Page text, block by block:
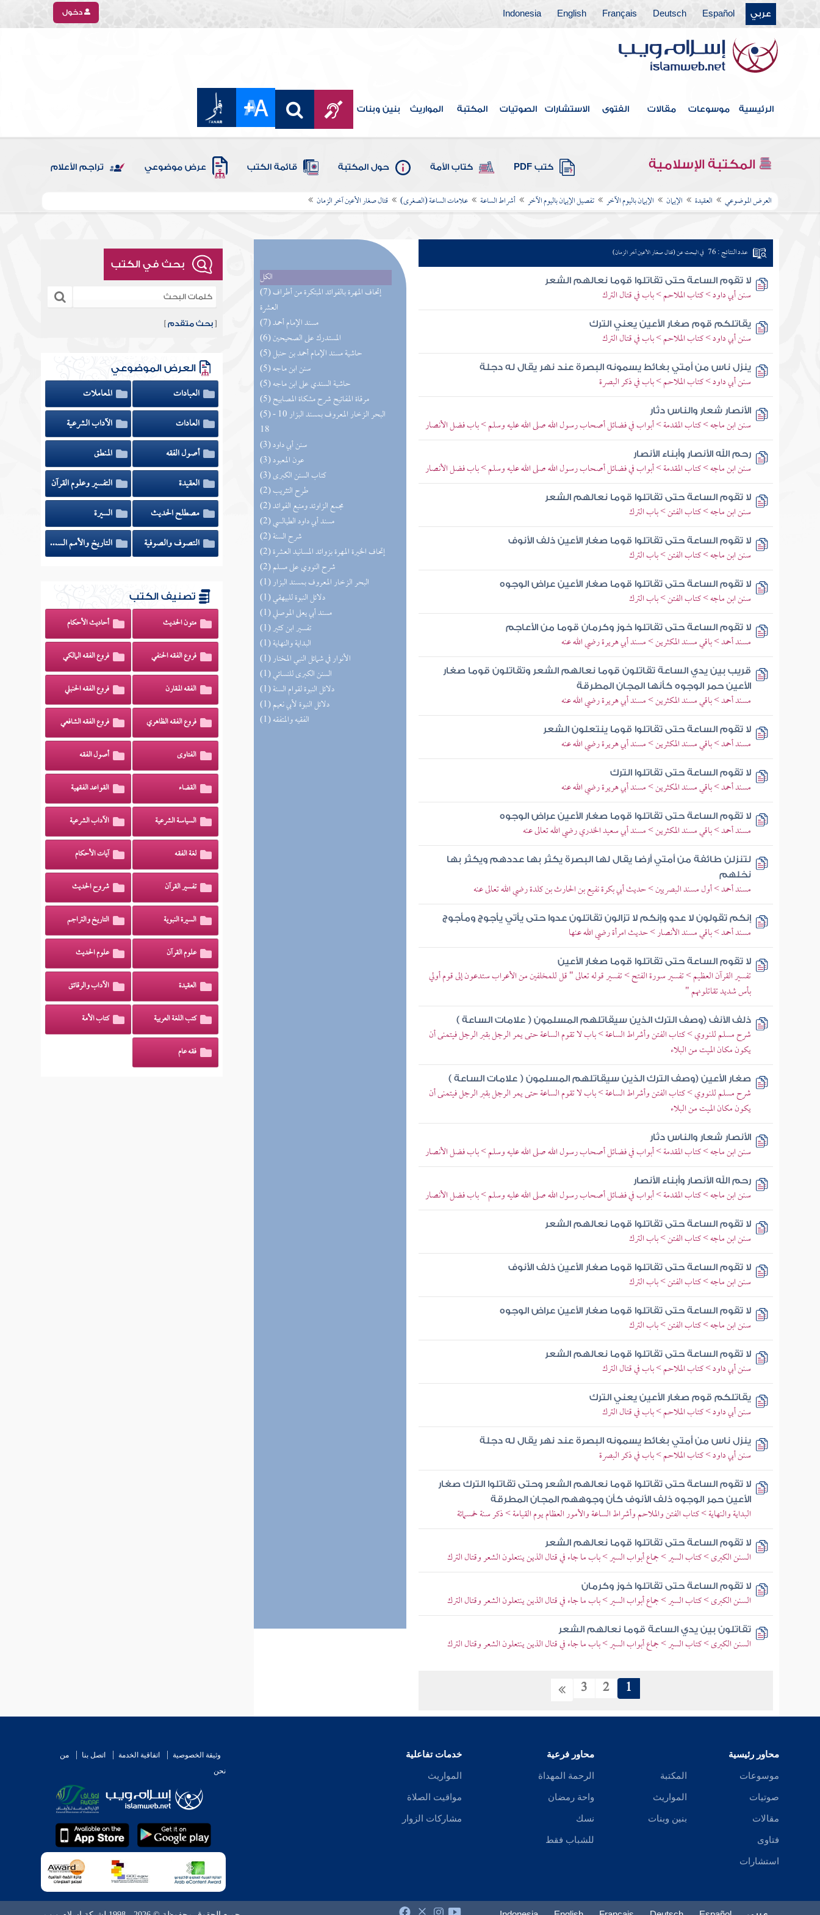
عربي Español
Deutsch
Français
English
Indonesia دخول
الرئيسية موسوعات مقالات الفتوى الاستشارات الصوتيات المكتبة المواريث بنين وبنات
المكتبة الإسلامية كتب PDF كتاب الأمة حول المكتبة قائمة الكتب عرض موضوعي تراجم الأعلام
العرض الموضوعي العقيدة الإيمان الإيمان باليوم الآخر تفصيل الإيمان باليوم الآخر أشراط الساعة علامات الساعة (الصغرى) قتال صغار الأعين آخر الزمان
الكل
(7) إتحاف المهرة بالفوائد المبتكرة من أطراف
العشرة
(7) مسند الإمام أحمد
(6) المستدرك على الصحيحين
(5) حاشية مسند الإمام أحمد بن حنبل
(5) سنن ابن ماجه
(5) حاشية السندي على ابن ماجه
(5) مرقاة المفاتيح شرح مشكاة المصابيح
(5) البحر الزخار المعروف بمسند البزار 10 -
18
(3) سنن أبي داود
(3) عون المعبود
(3) كتاب السنن الكبرى
(2) طرح التثريب
(2) مجمع الزاوئد ومنبع الفوائد
(2) مسند أبي داود الطيالسي
(2) شرح السنة
(2) إتحاف الخيرة المهرة بزوائد المسانيد العشرة
(2) شرح النووي على مسلم
(1) البحر الزخار المعروف بمسند البزار
(1) دلائل النبوة للبيهقي
(1) مسند أبي يعلى الموصلي
(1) تفسير ابن كثير
(1) البداية والنهاية
(1) الأنوار في شمائل النبي المختار
(1) السنن الكبرى للنسائي
(1) دلائل النبوة لقوام السنة
(1) دلائل النبوة لأبي نعيم
(1) الفقيه والمتفقه
عدد النتائج : 76 في البحث عن (قتال صغار الأعين آخر الزمان)
لا تقوم الساعة حتى تقاتلوا قوما نعالهم الشعر
سنن أبي داود > كتاب الملاحم > باب في قتال الترك
يقاتلكم قوم صغار الأعين يعني الترك
سنن أبي داود > كتاب الملاحم > باب في قتال الترك
ينزل ناس من أمتي بغائط يسمونه البصرة عند نهر يقال له دجلة
سنن أبي داود > كتاب الملاحم > باب في ذكر البصرة
الأنصار شعار والناس دثار
سنن ابن ماجه > كتاب المقدمة > أبواب في فضائل أصحاب رسول الله صلى الله عليه وسلم > باب فضل الأنصار
رحم الله الأنصار وأبناء الأنصار
سنن ابن ماجه > كتاب المقدمة > أبواب في فضائل أصحاب رسول الله صلى الله عليه وسلم > باب فضل الأنصار
لا تقوم الساعة حتى تقاتلوا قوما نعالهم الشعر
سنن ابن ماجه > كتاب الفتن > باب الترك
لا تقوم الساعة حتى تقاتلوا قوما صغار الأعين ذلف الأنوف
سنن ابن ماجه > كتاب الفتن > باب الترك
لا تقوم الساعة حتى تقاتلوا قوما صغار الأعين عراض الوجوه
سنن ابن ماجه > كتاب الفتن > باب الترك
لا تقوم الساعة حتى تقاتلوا خوز وكرمان قوما من الأعاجم
مسند أحمد > باقي مسند المكثرين > مسند أبي هريرة رضي الله عنه
قريب بين يدي الساعة تقاتلون قوما نعالهم الشعر وتقاتلون قوما صغار
الأعين حمر الوجوه كأنها المجان المطرقة
مسند أحمد > باقي مسند المكثرين > مسند أبي هريرة رضي الله عنه
لا تقوم الساعة حتى تقاتلوا قوما ينتعلون الشعر
مسند أحمد > باقي مسند المكثرين > مسند أبي هريرة رضي الله عنه
لا تقوم الساعة حتى تقاتلوا الترك
مسند أحمد > باقي مسند المكثرين > مسند أبي هريرة رضي الله عنه
لا تقوم الساعة حتى تقاتلوا قوما صغار الأعين عراض الوجوه
مسند أحمد > باقي مسند المكثرين > مسند أبي سعيد الخدري رضي الله تعالى عنه
لتنزلن طائفة من أمتي أرضا يقال لها البصرة يكثر بها عددهم ويكثر بها
نخلهم
مسند أحمد > أول مسند البصريين > حديث أبي بكرة نفيع بن الحارث بن كلدة رضي الله تعالى عنه
إنكم تقولون لا عدو وإنكم لا تزالون تقاتلون عدوا حتى يأتي يأجوج ومأجوج
مسند أحمد > باقي مسند الأنصار > حديث امرأة رضي الله عنها
لا تقوم الساعة حتى تقاتلوا قوما صغار الأعين
تفسير القرآن العظيم > تفسير سورة الفتح > تفسير قوله تعالى " قل للمخلفين من الأعراب ستدعون إلى قوم أولي
بأس شديد تقاتلونهم "
ذلف الآنف (وصف الترك الذين سيقاتلهم المسلمون ( علامات الساعة )
شرح مسلم للنووي > كتاب الفتن وأشراط الساعة > باب لا تقوم الساعة حتى يمر الرجل بقبر الرجل فيتمنى أن
يكون مكان الميت من البلاء
صغار الأعين (وصف الترك الذين سيقاتلهم المسلمون ( علامات الساعة )
شرح مسلم للنووي > كتاب الفتن وأشراط الساعة > باب لا تقوم الساعة حتى يمر الرجل بقبر الرجل فيتمنى أن
يكون مكان الميت من البلاء
الأنصار شعار والناس دثار
سنن ابن ماجه > كتاب المقدمة > أبواب في فضائل أصحاب رسول الله صلى الله عليه وسلم > باب فضل الأنصار
رحم الله الأنصار وأبناء الأنصار
سنن ابن ماجه > كتاب المقدمة > أبواب في فضائل أصحاب رسول الله صلى الله عليه وسلم > باب فضل الأنصار
لا تقوم الساعة حتى تقاتلوا قوما نعالهم الشعر
سنن ابن ماجه > كتاب الفتن > باب الترك
لا تقوم الساعة حتى تقاتلوا قوما صغار الأعين ذلف الأنوف
سنن ابن ماجه > كتاب الفتن > باب الترك
لا تقوم الساعة حتى تقاتلوا قوما صغار الأعين عراض الوجوه
سنن ابن ماجه > كتاب الفتن > باب الترك
لا تقوم الساعة حتى تقاتلوا قوما نعالهم الشعر
سنن أبي داود > كتاب الملاحم > باب في قتال الترك
يقاتلكم قوم صغار الأعين يعني الترك
سنن أبي داود > كتاب الملاحم > باب في قتال الترك
ينزل ناس من أمتي بغائط يسمونه البصرة عند نهر يقال له دجلة
سنن أبي داود > كتاب الملاحم > باب في ذكر البصرة
لا تقوم الساعة حتى تقاتلوا قوما نعالهم الشعر وحتى تقاتلوا الترك صغار
الأعين حمر الوجوه ذلف الأنوف كأن وجوههم المجان المطرقة
البداية والنهاية > كتاب الفتن والملاحم وأشراط الساعة والأمور العظام يوم القيامة > ذكر سنة خمسمائة
لا تقوم الساعة حتى تقاتلوا قوما نعالهم الشعر
السنن الكبرى > كتاب السير > جماع أبواب السير > باب ما جاء في قتال الذين ينتعلون الشعر وقتال الترك
لا تقوم الساعة حتى تقاتلوا خوز وكرمان
السنن الكبرى > كتاب السير > جماع أبواب السير > باب ما جاء في قتال الذين ينتعلون الشعر وقتال الترك
تقاتلون بين يدي الساعة قوما نعالهم الشعر
السنن الكبرى > كتاب السير > جماع أبواب السير > باب ما جاء في قتال الذين ينتعلون الشعر وقتال الترك
1
2
3
بحث في الكتب
[بحث متقدم ]
العرض الموضوعي
العبادات
المعاملات
العادات
الآداب الشرعية
أصول الفقه
المنطق
العقيدة
التفسير وعلوم القرآن
مصطلح الحديث
السيرة
التصوف والصوفية
التاريخ والأمم السابقة
تصنيف الكتب
متون الحديث أحاديث الأحكام
فروع الفقه الحنفي فروع الفقه المالكي
الفقه المقارن فروع الفقه الحنبلي
فروع الفقه الظاهري فروع الفقه الشافعي
الفتاوى أصول الفقه
القضاء القواعد الفقهية
السياسة الشرعية الآداب الشرعية
لغة الفقه آيات الأحكام
تفسير القرآن شروح الحديث
السيرة النبوية التاريخ والتراجم
علوم القرآن علوم الحديث
العقيدة الآداب والرقائق
كتب اللغة العربية كتاب الأمة
فقه عام
محاور رئيسية
موسوعات
صوتيات
مقالات
فتاوى
استشارات
المكتبة
المواريث
بنين وبنات
محاور فرعية
الرحمة المهداة
واحة رمضان
نسك
للشباب فقط
خدمات تفاعلية
المواريث
مواقيت الصلاة
مشاركات الزوار
وثيقة الخصوصية اتفاقية الخدمة اتصل بنا
من
نحن